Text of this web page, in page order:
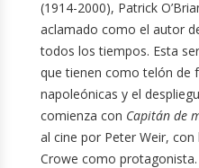
(1914-2000), Patrick
aclamado como el autor
todos los tiempos. Esta
que tienen como telón de
napoleónicas y el
comienza con Capitán de
al cine por Peter Weir, con
Crowe como